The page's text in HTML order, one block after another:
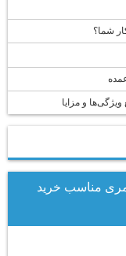
شما؟
و مزایا
مناسب خرید